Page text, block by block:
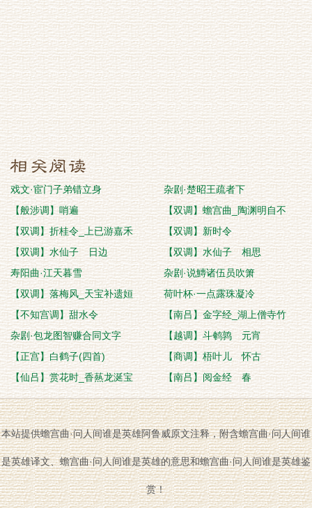
戏文·宦门子弟错立身
杂剧·楚昭王疏者下
【般涉调】哨遍
【双调】蟾宫曲_陶渊明自不
【双调】折桂令_上已游嘉禾
【双调】新时令
【双调】水仙子 日边
【双调】水仙子 相思
寿阳曲·江天暮雪
杂剧·说鱄诸伍员吹箫
【双调】落梅风_天宝补遗姮
荷叶杯·一点露珠凝冷
【不知宫调】甜水令
【南吕】金字经_湖上僧寺竹
杂剧·包龙图智赚合同文字
【越调】斗鹌鹑 元宵
【正宫】白鹤子(四首)
【商调】梧叶儿 怀古
【仙吕】赏花时_香爇龙涎宝
【南吕】阅金经 春
本站提供蟾宫曲·问人间谁是英雄阿鲁威原文注释，附含蟾宫曲·问人间谁
是英雄译文、蟾宫曲·问人间谁是英雄的意思和蟾宫曲·问人间谁是英雄鉴
赏！